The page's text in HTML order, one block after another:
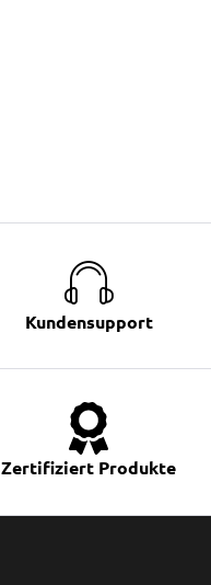
Kundensupport
Zertifiziert Produkte